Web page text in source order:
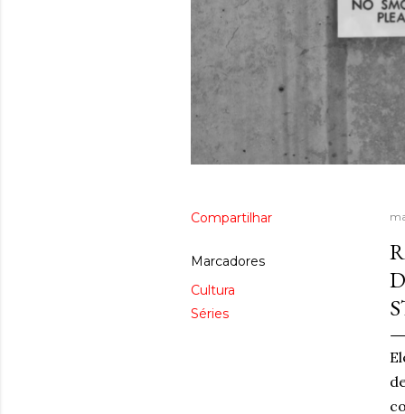
Compartilhar
Marcadores
Cultura
Séries